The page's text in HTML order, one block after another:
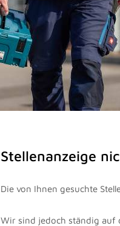
Stellenanzeige
Die von Ihnen gesuchte
Wir sind jedoch ständig auf